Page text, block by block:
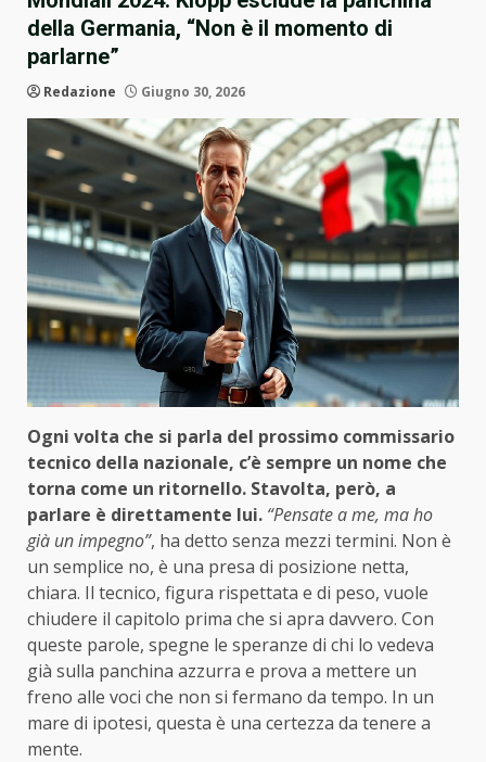
della Germania, “Non è il momento di
parlarne”
Redazione Giugno 30, 2026
Ogni volta che si parla del prossimo commissario
tecnico della nazionale, c’è sempre un nome che
torna come un ritornello. Stavolta, però, a
parlare è direttamente lui. “Pensate a me, ma ho
già un impegno”, ha detto senza mezzi termini. Non è
un semplice no, è una presa di posizione netta,
chiara. Il tecnico, figura rispettata e di peso, vuole
chiudere il capitolo prima che si apra davvero. Con
queste parole, spegne le speranze di chi lo vedeva
già sulla panchina azzurra e prova a mettere un
freno alle voci che non si fermano da tempo. In un
mare di ipotesi, questa è una certezza da tenere a
mente.